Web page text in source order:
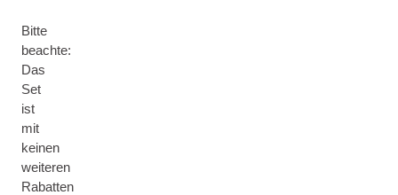
Bitte
beachte:
Das
Set
ist
mit
keinen
weiteren
Rabatten